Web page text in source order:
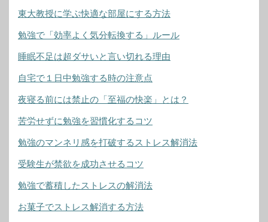
東大教授に学ぶ快適な部屋にする方法
勉強で「効率よく気分転換する」ルール
睡眠不足は超ダサいと言い切れる理由
自宅で１日中勉強する時の注意点
夜寝る前には禁止の「至福の快楽」とは？
苦労せずに勉強を習慣化するコツ
勉強のマンネリ感を打破するストレス解消法
受験生が禁欲を成功させるコツ
勉強で蓄積したストレスの解消法
お菓子でストレス解消する方法